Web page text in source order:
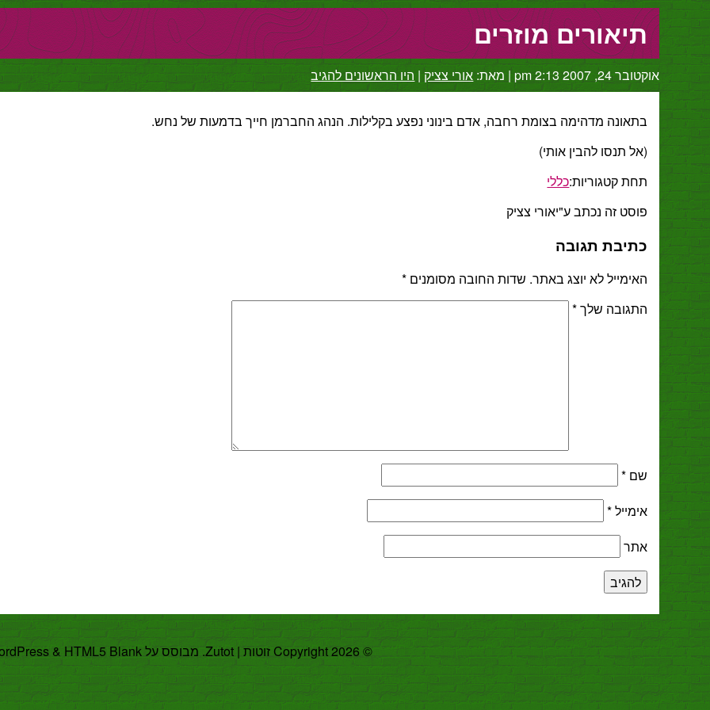
תיאורים מוזרים
אוקטובר 24, 2007 2:13 pm | מאת:אורי צציק| היו הראשונים להגיב
בתאונה מדהימה בצומת רחבה, אדם בינוני נפצע בקלילות. הנהג החברמן חייך בדמעות של נחש.
(אל תנסו להבין אותי)
תחת קטגוריות:כללי
פוסט זה נכתב ע"יאורי צציק
כתיבת תגובה
האימייל לא יוצג באתר. שדות החובה מסומנים *
התגובה שלך*
שם *
אימייל*
אתר
© 2026 Copyright זוטות | Zutot. מבוסס על &HTML5 Blank